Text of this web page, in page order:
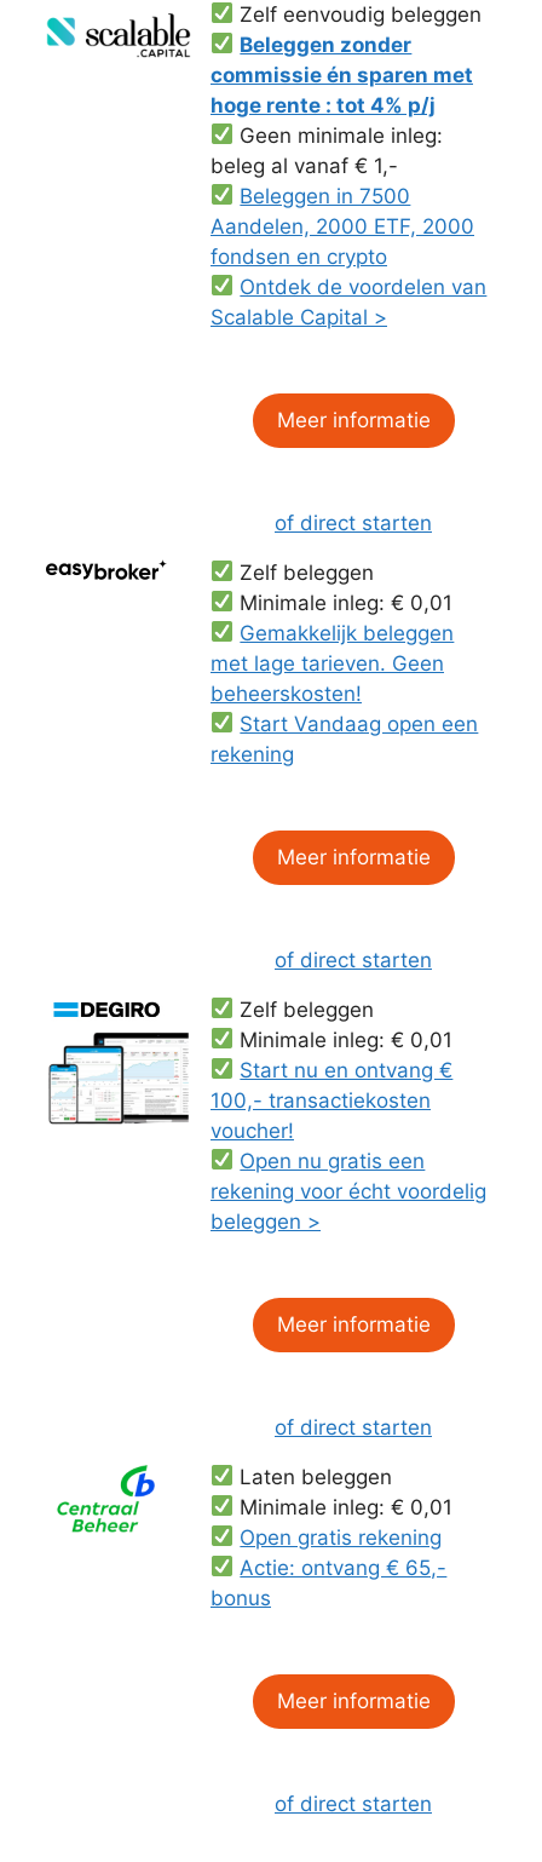
Zelf eenvoudig beleggen
Beleggen zonder
commissie én sparen met
hoge rente : tot 4% p/j
Geen minimale inleg:
beleg al vanaf € 1,-
Beleggen in 7500
Aandelen, 2000 ETF, 2000
fondsen en crypto
Ontdek de voordelen van
Scalable Capital >
Meer informatie
of direct starten
Zelf beleggen
Minimale inleg: € 0,01
Gemakkelijk beleggen
met lage tarieven. Geen
beheerskosten!
Start Vandaag open een
rekening
Meer informatie
of direct starten
Zelf beleggen
Minimale inleg: € 0,01
Start nu en ontvang €
100,- transactiekosten
voucher!
Open nu gratis een
rekening voor écht voordelig
beleggen >
Meer informatie
of direct starten
Laten beleggen
Minimale inleg: € 0,01
Open gratis rekening
Actie: ontvang € 65,-
bonus
Meer informatie
of direct starten